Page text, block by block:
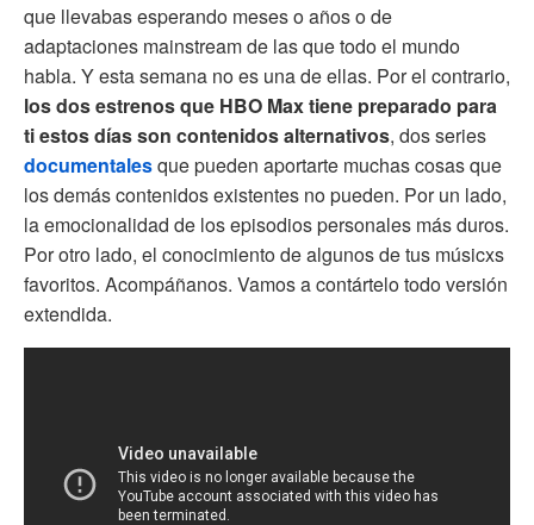
que llevabas esperando meses o años o de
adaptaciones mainstream de las que todo el mundo
habla. Y esta semana no es una de ellas. Por el contrario,
los dos estrenos que HBO Max tiene preparado para
ti estos días son contenidos alternativos, dos series
documentalesque pueden aportarte muchas cosas que
los demás contenidos existentes no pueden. Por un lado,
la emocionalidad de los episodios personales más duros.
Por otro lado, el conocimiento de algunos de tus músicxs
favoritos. Acompáñanos. Vamos a contártelo todo versión
extendida.